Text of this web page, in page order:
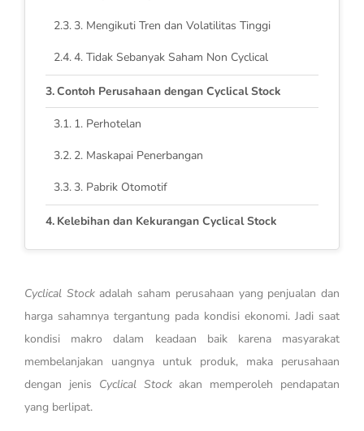
3. Mengikuti Tren dan Volatilitas Tinggi
4. Tidak Sebanyak Saham Non Cyclical
Contoh Perusahaan dengan Cyclical Stock
1. Perhotelan
2. Maskapai Penerbangan
3. Pabrik Otomotif
Kelebihan dan Kekurangan Cyclical Stock
Cyclical Stockadalah saham perusahaan yang penjualan dan
harga sahamnya tergantung pada kondisi ekonomi. Jadi saat
kondisi makro dalam keadaan baik karena masyarakat
membelanjakan uangnya untuk produk, maka perusahaan
dengan jenis Cyclical Stockakan memperoleh pendapatan
yang berlipat.